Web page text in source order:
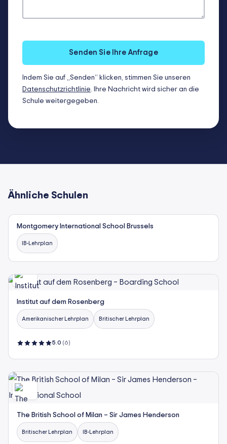
Senden Sie Ihre Anfrage
Indem Sie auf „Senden“ klicken, stimmen Sie unseren
Datenschutzrichtlinie. Ihre Nachricht wird sicher an die
Schule weitergegeben.
Ähnliche Schulen
Montgomery International School Brussels
IB-Lehrplan
Institut auf dem Rosenberg
Amerikanischer Lehrplan Britischer Lehrplan
5.0 (6)
The British School of Milan – Sir James Henderson
Britischer Lehrplan IB-Lehrplan